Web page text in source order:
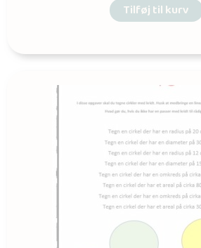
Tilføj til kurv